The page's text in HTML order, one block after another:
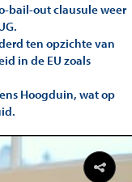
bail-out clausule weer
ten opzichte van
in de EU zoals
Hoogduin, wat op